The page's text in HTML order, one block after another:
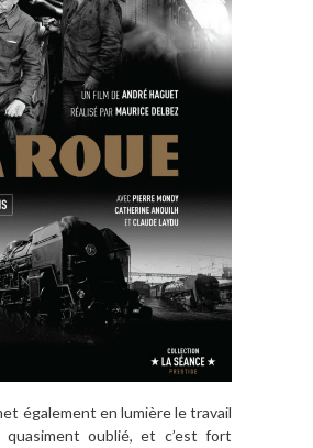
également en lumière le travail
quasiment oublié, et c’est fort